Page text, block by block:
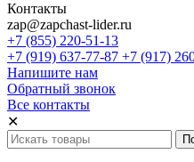
Контакты
zap@zapchast-lider.ru
+7 (855) 220-51-13
+7 (919) 637-77-87 +7 (917)
Напишите нам
Обратный звонок
Все контакты
✕